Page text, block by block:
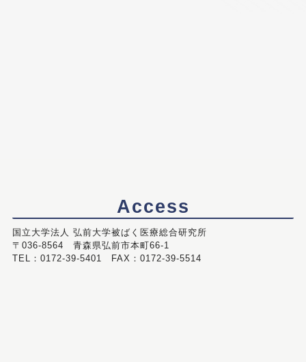
Access
国立大学法人 弘前大学被ばく医療総合研究所
〒036-8564 青森県弘前市本町66-1
TEL：0172-39-5401 FAX：0172-39-5514